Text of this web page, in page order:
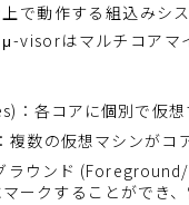
で動作する組込みシ
visorはマルチコア
：各コアに個別で仮想
数の仮想マシンがコ
ラウンド
ークすることができ